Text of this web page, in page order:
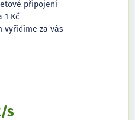
připojení
1 Kč
vyřídíme za vás
s